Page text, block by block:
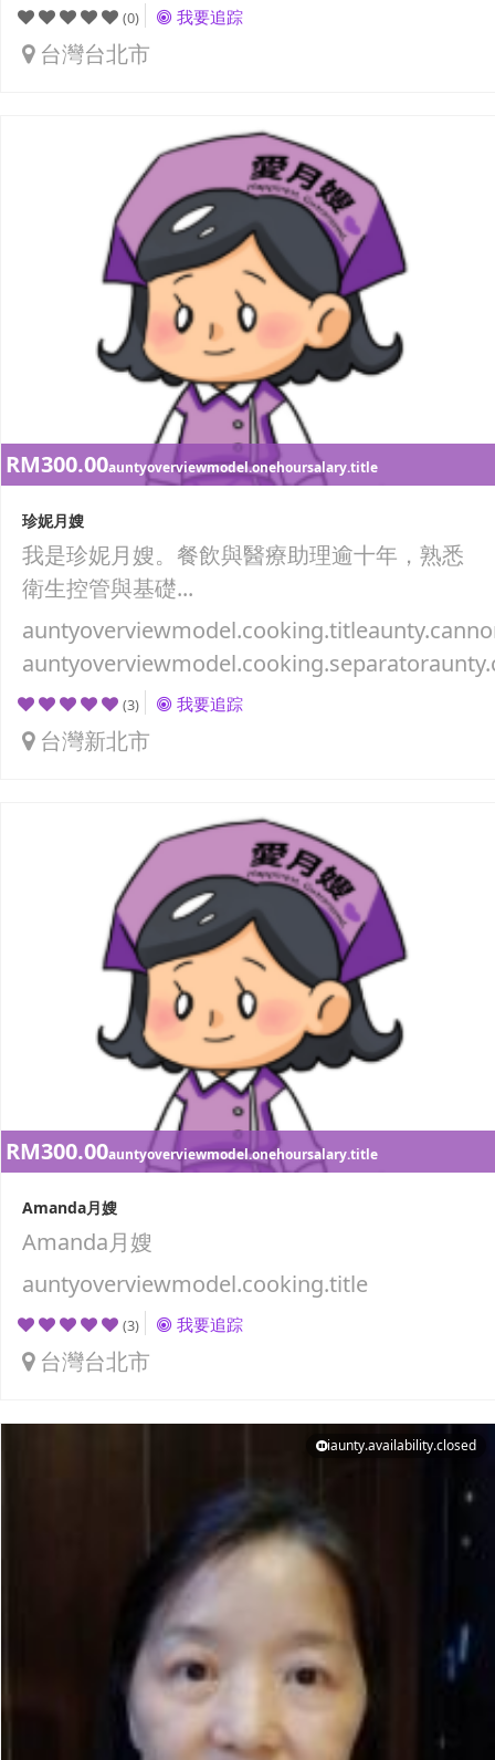
(0) 我要追踪
台灣台北市
RM300.00auntyoverviewmodel.onehoursalary.title
珍妮月嫂
我是珍妮月嫂。餐飲與醫療助理逾十年，熟悉
衛生控管與基礎...
(3) 我要追踪
台灣新北市
RM300.00auntyoverviewmodel.onehoursalary.title
Amanda月嫂
Amanda月嫂
auntyoverviewmodel.cooking.title
(3) 我要追踪
台灣台北市
iaunty.availability.closed